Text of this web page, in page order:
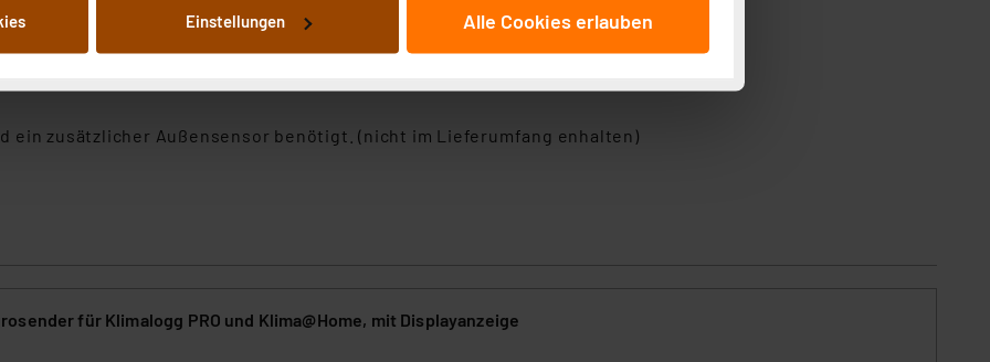
dargestellten bzw. die von Ihnen ausgewählten Verarbeitungszwecke (Art. 6
Auflistung der einzelnen Cookies nach Zweck und Anbieter ist durch Klick auf den
Ihre erteilte Zustimmung können Sie jederzeit unter dem Link „Cookie Einstellungen“
Rechtmäßigkeit der Speicherung, Abrufung und Weiterverarbeitung dieser Daten zur
der EU. Dies bedeutet, dass die USA als Land mit unzureichendem
eingestuft wird. So besteht etwa das Risiko, dass US-Behörden personenbezogene
Einstellungen Alle Cookies erlauben
Pro
ein zusätzlicher Außensensor benötigt. (nicht im Lieferumfang enhalten)
für Klimalogg PRO und Klima@Home, mit Displayanzeige